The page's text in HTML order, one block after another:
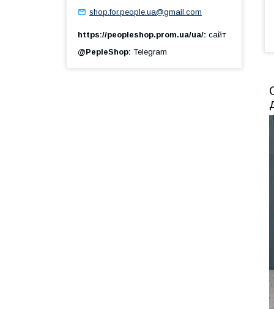
shop.for.people.ua@gmail.com
https://peopleshop.prom.ua/ua/ сайт
@PepleShop Telegram